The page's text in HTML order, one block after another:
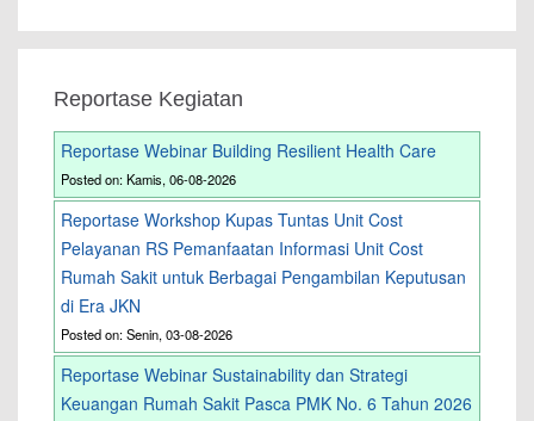
Reportase Kegiatan
Reportase Webinar Building Resilient Health Care
Posted on: Kamis, 06-08-2026
Reportase Workshop Kupas Tuntas Unit Cost
Pelayanan RS Pemanfaatan Informasi Unit Cost
Rumah Sakit untuk Berbagai Pengambilan Keputusan
di Era JKN
Posted on: Senin, 03-08-2026
Reportase Webinar Sustainability dan Strategi
Keuangan Rumah Sakit Pasca PMK No. 6 Tahun 2026